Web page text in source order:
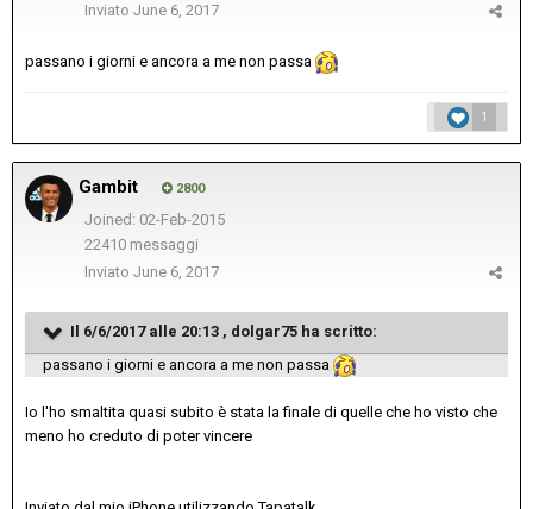
Inviato June 6, 2017
passano i giorni e ancora a me non passa
1
Gambit 2800
Joined: 02-Feb-2015
22410 messaggi
Inviato June 6, 2017
Il 6/6/2017 alle 20:13 , dolgar75 ha scritto:
passano i giorni e ancora a me non passa
Io l'ho smaltita quasi subito è stata la finale di quelle che ho visto che
meno ho creduto di poter vincere